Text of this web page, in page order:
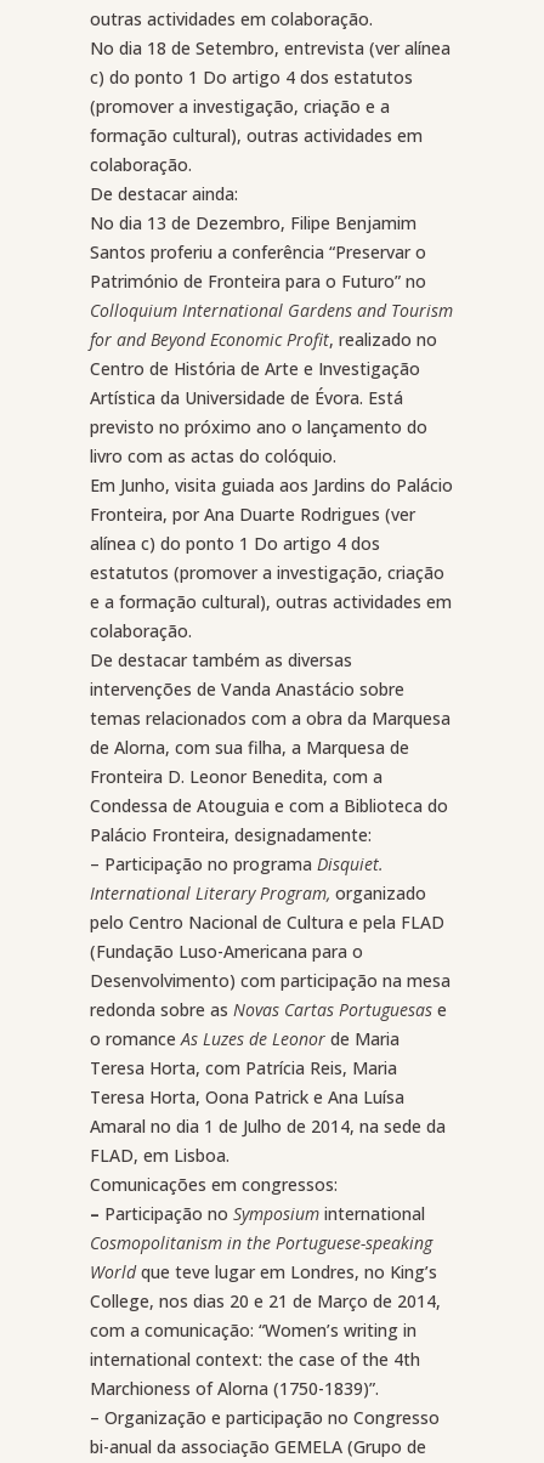
outras actividades em colaboração.
No dia 18 de Setembro, entrevista (ver alínea
c) do ponto 1 Do artigo 4 dos estatutos
(promover a investigação, criação e a
formação cultural), outras actividades em
colaboração.
De destacar ainda:
No dia 13 de Dezembro, Filipe Benjamim
Santos proferiu a conferência “Preservar o
Património de Fronteira para o Futuro” no
Colloquium International Gardens and Tourism
for and Beyond Economic Profit, realizado no
Centro de História de Arte e Investigação
Artística da Universidade de Évora. Está
previsto no próximo ano o lançamento do
livro com as actas do colóquio.
Em Junho, visita guiada aos Jardins do Palácio
Fronteira, por Ana Duarte Rodrigues (ver
alínea c) do ponto 1 Do artigo 4 dos
estatutos (promover a investigação, criação
e a formação cultural), outras actividades em
colaboração.
De destacar também as diversas
intervenções de Vanda Anastácio sobre
temas relacionados com a obra da Marquesa
de Alorna, com sua filha, a Marquesa de
Fronteira D. Leonor Benedita, com a
Condessa de Atouguia e com a Biblioteca do
Palácio Fronteira, designadamente:
– Participação no programa Disquiet.
International Literary Program, organizado
pelo Centro Nacional de Cultura e pela FLAD
(Fundação Luso-Americana para o
Desenvolvimento) com participação na mesa
redonda sobre as Novas Cartas Portuguesas e
o romanceAs Luzes de Leonor de Maria
Teresa Horta, com Patrícia Reis, Maria
Teresa Horta, Oona Patrick e Ana Luísa
Amaral no dia 1 de Julho de 2014, na sede da
FLAD, em Lisboa.
Comunicações em congressos:
– Participação no Symposium international
Cosmopolitanism in the Portuguese-speaking
Worldque teve lugar em Londres, no King’s
College, nos dias 20 e 21 de Março de 2014,
com a comunicação: “Women’s writing in
international context: the case of the 4th
Marchioness of Alorna (1750-1839)”.
– Organização e participação no Congresso
bi-anual da associação GEMELA (Grupo de